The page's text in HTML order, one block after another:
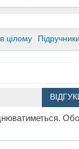
цілому